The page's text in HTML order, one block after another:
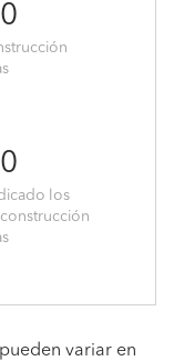
los
variar en